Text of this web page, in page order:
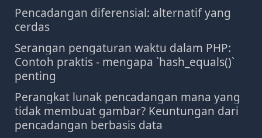
Pencadangan diferensial: alternatif yang
cerdas
Serangan pengaturan waktu dalam PHP:
Contoh praktis - mengapa `hash_equals()`
penting
Perangkat lunak pencadangan mana yang
tidak membuat gambar? Keuntungan dari
pencadangan berbasis data